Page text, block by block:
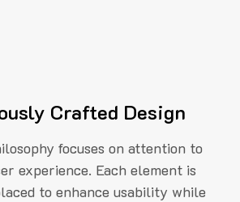
Crafted Design
focuses on attention to
experience. Each element is
to enhance usability while